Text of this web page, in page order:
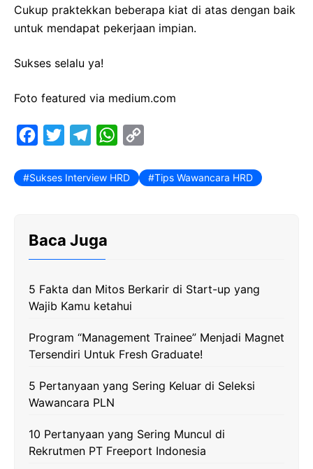
Cukup praktekkan beberapa kiat di atas dengan baik
untuk mendapat pekerjaan impian.
Sukses selalu ya!
Foto featured via medium.com
c
o
o
k
i
e
r
l
r
a
m
W
a
p
k
Sukses Interview HRD Tips Wawancara HRD
Baca Juga
5 Fakta dan Mitos Berkarir di Start-up yang
Wajib Kamu ketahui
Program “Management Trainee” Menjadi Magnet
Tersendiri Untuk Fresh Graduate!
5 Pertanyaan yang Sering Keluar di Seleksi
Wawancara PLN
10 Pertanyaan yang Sering Muncul di
Rekrutmen PT Freeport Indonesia